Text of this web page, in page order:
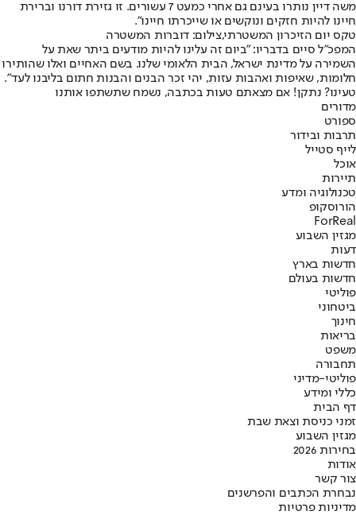
משה דיין נותרו בעינם גם אחרי כמעט 7 עשורים. זו גזירת דורנו וברירת
חיינו להיות חזקים ונוקשים או שייכרתו חיינו".
טקס יום הזיכרון המשטרתי,צילום: דוברות המשטרה
המפכ"ל סיים בדבריו: "ביום זה עלינו להיות מודעים ביתר שאת על
השמירה על מדינת ישראל, הבית הלאומי שלנו. בשם האחיים ואלו שהותירו
חלומות, שאיפות ואהבות עזות, יהי זכר הבנים והבנות חתום בליבנו לעד".
טעינו? נתקן! אם מצאתם טעות בכתבה, נשמח שתשתפו אותנו
מדורים
ספורט
תרבות ובידור
לייף סטייל
אוכל
תיירות
טכנולוגיה ומדע
הורוסקופ
ForReal
מגזין השבוע
דעות
חדשות בארץ
חדשות בעולם
פוליטי
ביטחוני
חינוך
בריאות
משפט
תחבורה
פוליטי-מדיני
כללי ומידע
דף הבית
זמני כניסת וצאת שבת
מגזין השבוע
בחירות 2026
אודות
צור קשר
נבחרת הכתבים והפרשנים
מדיניות פרטיות